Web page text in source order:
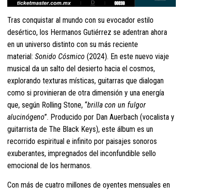
Tras conquistar al mundo con su evocador estilo
desértico, los Hermanos Gutiérrez se adentran ahora
en un universo distinto con su más reciente
material: Sonido Cósmico (2024). En este nuevo viaje
musical da un salto del desierto hacia el cosmos,
explorando texturas místicas, guitarras que dialogan
como si provinieran de otra dimensión y una energía
que, según Rolling Stone, “brilla con un fulgor
alucinógeno”. Producido por Dan Auerbach (vocalista y
guitarrista de The Black Keys), este álbum es un
recorrido espiritual e infinito por paisajes sonoros
exuberantes, impregnados del inconfundible sello
emocional de los hermanos.
Con más de cuatro millones de oyentes mensuales en